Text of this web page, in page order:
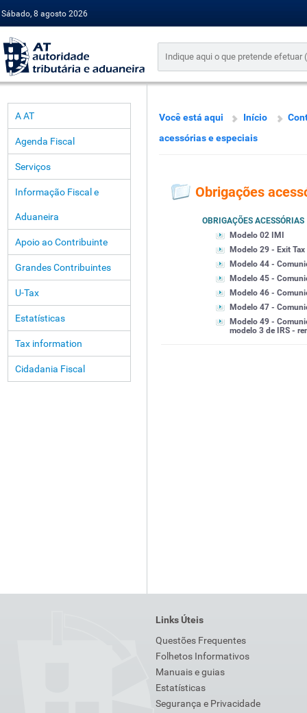
Sábado, 8 agosto 2026
A AT
Agenda Fiscal
Serviços
Informação Fiscal e
Aduaneira
Apoio ao Contribuinte
Grandes Contribuintes
U-Tax
Estatísticas
Tax information
Cidadania Fiscal
Você está aqui Início
acessórias e especiais
Obrigações
OBRIGAÇÕES ACESSÓRIAS
Modelo 02 IMI
Modelo 29 - Exit Tax
Modelo 44 -
Modelo 45 -
Modelo 46 -
Modelo 47 -
Modelo 49 -
modelo 3 de IRS -
Links Úteis
Questões Frequentes
Folhetos Informativos
Manuais e guias
Estatísticas
Segurança e Privacidade